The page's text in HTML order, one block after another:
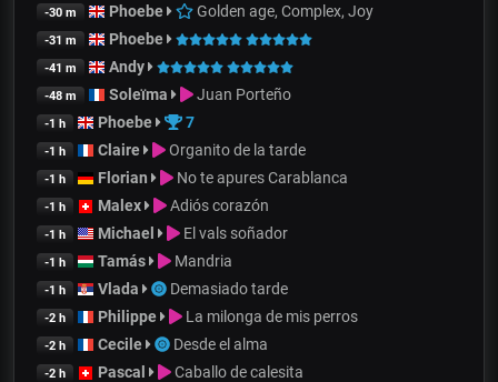
-30 m Phoebe Golden age, Complex, Joy
-31 m Phoebe
-41 m Andy
-48 m Soleïma Juan Porteño
-1 h Phoebe 7
-1 h Claire Organito de la tarde
-1 h Florian No te apures Carablanca
-1 h Malex Adiós corazón
-1 h Michael El vals soñador
-1 h Tamás Mandria
-1 h Vlada Demasiado tarde
-2 h Philippe La milonga de mis perros
-2 h Cecile Desde el alma
-2 h Pascal Caballo de calesita